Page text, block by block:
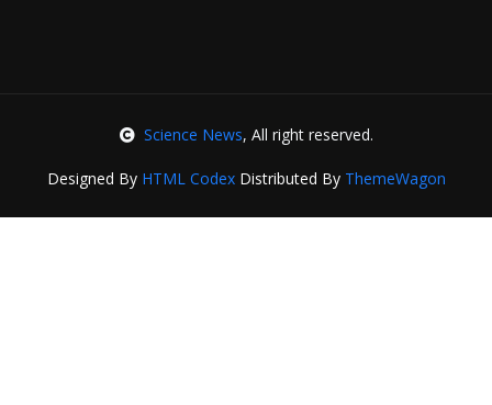
Science News, All right reserved.
Designed By HTML CodexDistributed By ThemeWagon